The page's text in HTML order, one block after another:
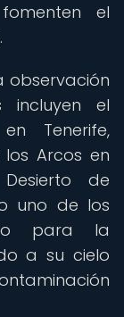
el
observación
incluyen el
Tenerife,
Arcos en
de
uno de los
para la
a su cielo